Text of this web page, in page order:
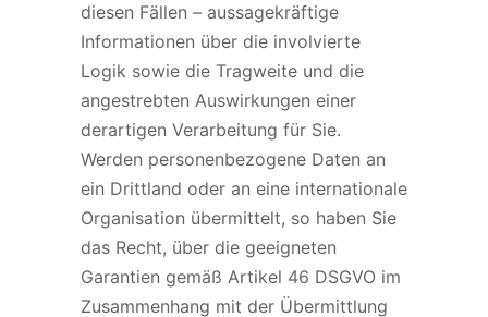
diesen Fällen – aussagekräftige
Informationen über die involvierte
Logik sowie die Tragweite und die
angestrebten Auswirkungen einer
derartigen Verarbeitung für Sie.
Werden personenbezogene Daten an
ein Drittland oder an eine internationale
Organisation übermittelt, so haben Sie
das Recht, über die geeigneten
Garantien gemäß Artikel 46 DSGVO im
Zusammenhang mit der Übermittlung